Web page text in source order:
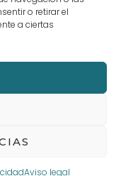
o retirar el
a ciertas
Aviso legal